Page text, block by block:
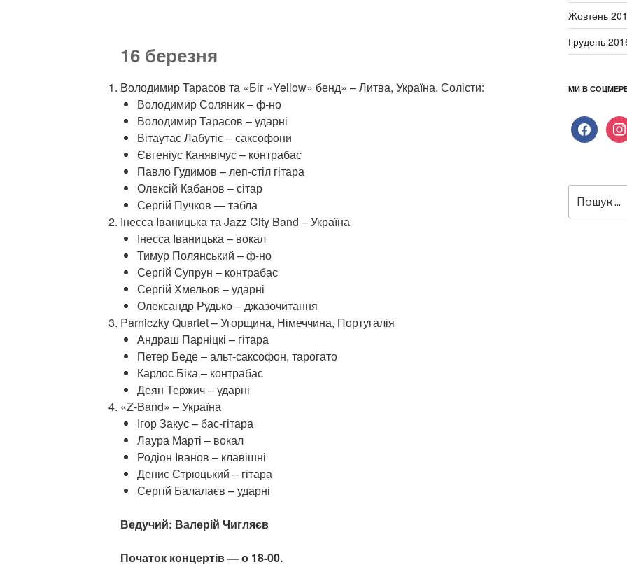
16 березня
Володимир Тарасов та «Біг «Yellow» бенд» – Литва, Україна. Солісти:
Володимир Соляник – ф-но
Володимир Тарасов – ударні
Вітаутас Лабутіс – саксофони
Євгеніус Канявічус – контрабас
Павло Гудимов – леп-стіл гітара
Олексій Кабанов – сітар
Сергій Пучков — табла
Інесса Іваницька та Jazz City Band – Україна
Інесса Іваницька – вокал
Тимур Полянський – ф-но
Сергій Супрун – контрабас
Сергій Хмельов – ударні
Олександр Рудько – джазочитання
Parniczky Quartet – Угорщина, Німеччина, Португалія
Андраш Парніцкі – гітара
Петер Беде – альт-саксофон, тарогато
Карлос Біка – контрабас
Деян Тержич – ударні
«Z-Band» – Україна
Ігор Закус – бас-гітара
Лаура Марті – вокал
Родіон Іванов – клавішні
Денис Стрюцький – гітара
Сергій Балалаєв – ударні
Ведучий: Валерій Чигляєв
Початок концертів — о 18-00.
Жовтень
Грудень
МИ В
facebook
за
запитом: